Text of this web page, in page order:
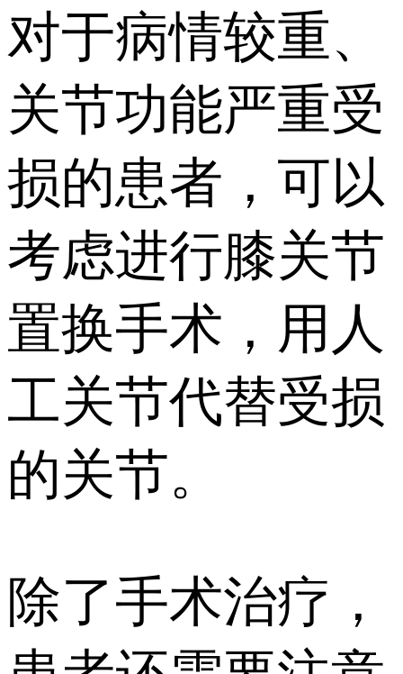
对于病情较重、
关节功能严重受
损的患者，可以
考虑进行膝关节
置换手术，用人
工关节代替受损
的关节。
除了手术治疗，